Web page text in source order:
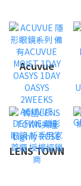
Acuvue
LENS TOWN